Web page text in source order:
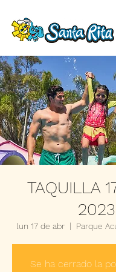
TAQUILLA
2023
lun 17 de abr
  |
Parque
Se ha cerrado la